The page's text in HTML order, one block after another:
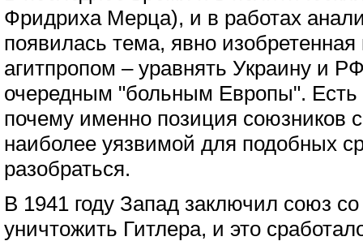
Фридриха Мерца), и в работах
появилась тема, явно
агитпропом – уравнять Украину и
очередным "больным Европы". Есть
почему именно позиция союзников
наиболее уязвимой для подобных
разобраться.
В 1941 году Запад заключил союз
уничтожить Гитлера, и это